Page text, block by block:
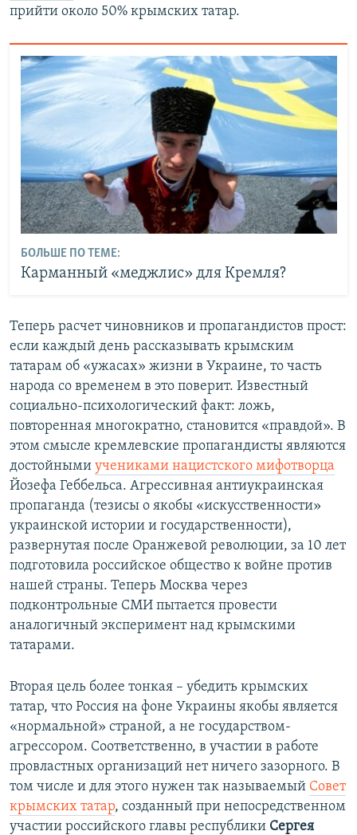
прийти около 50% крымских татар.
БОЛЬШЕ ПО ТЕМЕ:
Карманный «меджлис» для Кремля?
Теперь расчет чиновников и пропагандистов прост:
если каждый день рассказывать крымским
татарам об «ужасах» жизни в Украине, то часть
народа со временем в это поверит. Известный
социально-психологический факт: ложь,
повторенная многократно, становится «правдой». В
этом смысле кремлевские пропагандисты являются
достойными учениками нацистского мифотворца
Йозефа Геббельса. Агрессивная антиукраинская
пропаганда (тезисы о якобы «искусственности»
украинской истории и государственности),
развернутая после Оранжевой революции, за 10 лет
подготовила российское общество к войне против
нашей страны. Теперь Москва через
подконтрольные СМИ пытается провести
аналогичный эксперимент над крымскими
татарами.
Вторая цель более тонкая – убедить крымских
татар, что Россия на фоне Украины якобы является
«нормальной» страной, а не государством-
агрессором. Соответственно, в участии в работе
провластных организаций нет ничего зазорного. В
том числе и для этого нужен так называемый Совет
крымских татар, созданный при непосредственном
участии российского главы республики Сергея